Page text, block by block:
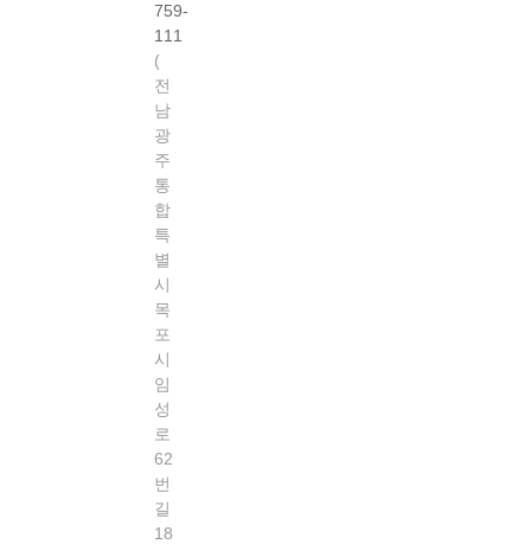
759-
111
전
남
광
주
통
합
특
별
시
목
포
시
임
성
로
62
번
길
18